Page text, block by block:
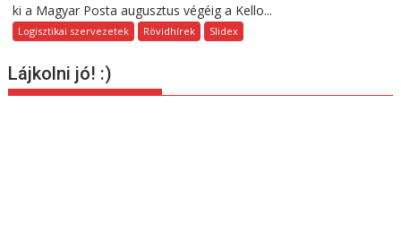
ki a Magyar Posta augusztus végéig a Kello...
Logisztikai szervezetek Rövidhírek Slidex
Lájkolni jó! :)